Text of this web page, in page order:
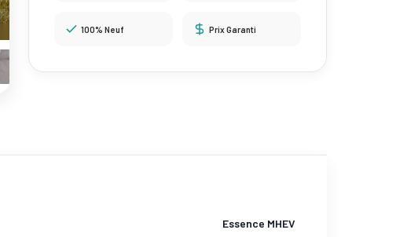
100% Neuf Prix Garanti
Essence MHEV